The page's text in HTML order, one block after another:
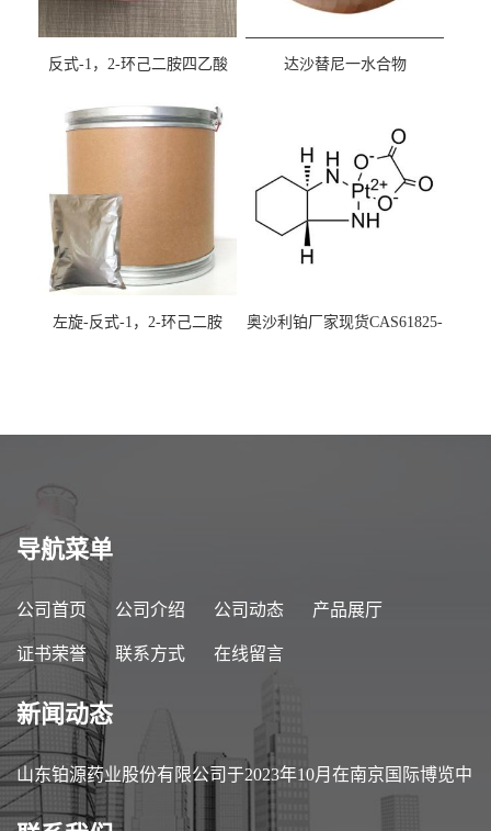
反式-1，2-环己二胺四乙酸
达沙替尼一水合物
左旋-反式-1，2-环己二胺
奥沙利铂厂家现货CAS61825-
导航菜单
公司首页 公司介绍 公司动态 产品展厅
证书荣誉 联系方式 在线留言
新闻动态
山东铂源药业股份有限公司于2023年10月在南京国际博览中
心参加第89届中国医药原料药/中间体/包装/设备交易会